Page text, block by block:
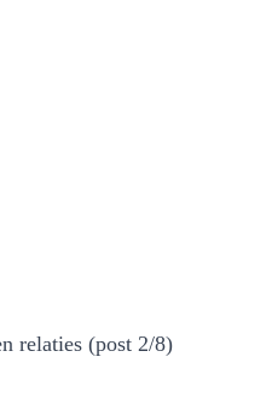
relaties (post 2/8)